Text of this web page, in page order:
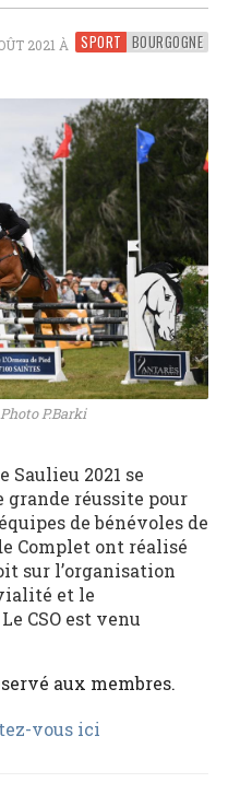
SPORT BOURGOGNE
2021 À
P.Barki
2021 se
réussite pour
de bénévoles de
Complet ont réalisé
sur l’organisation
et le
CSO est venu
aux membres.
vous ici